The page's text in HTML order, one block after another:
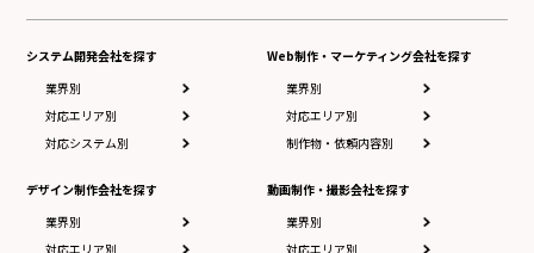
システム開発会社を探す
業界別
対応エリア別
対応システム別
デザイン制作会社を探す
業界別
対応エリア別
Web制作・マーケティング会社を探す
業界別
対応エリア別
制作物・依頼内容別
動画制作・撮影会社を探す
業界別
対応エリア別